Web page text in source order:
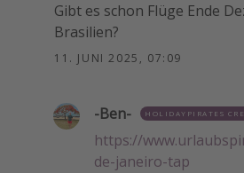
Gibt es schon Flüge Ende
Brasilien?
11. JUNI 2025, 07:09
-Ben- HOLIDAYPIRATES
https://
de-janeiro-tap